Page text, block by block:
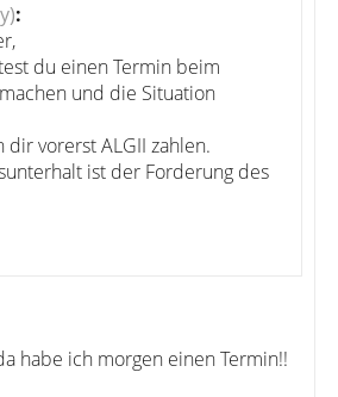
:
du einen Termin beim
und die Situation
vorerst ALGII zahlen.
ist der Forderung des
habe ich morgen einen Termin!!